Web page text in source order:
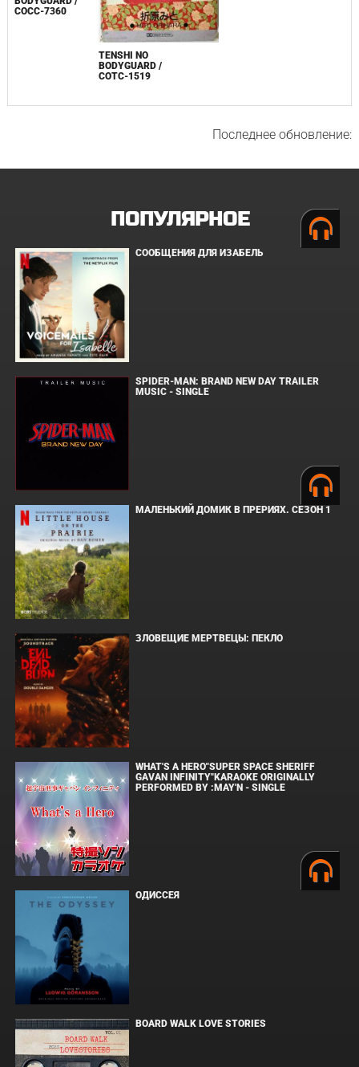
COCC-7360
TENSHI NO
BODYGUARD /
COTC-1519
Последнее обновление:
ПОПУЛЯРНОЕ
СООБЩЕНИЯ ДЛЯ ИЗАБЕЛЬ
SPIDER-MAN: BRAND NEW DAY TRAILER
MUSIC - SINGLE
МАЛЕНЬКИЙ ДОМИК В ПРЕРИЯХ. СЕЗОН 1
ЗЛОВЕЩИЕ МЕРТВЕЦЫ: ПЕКЛО
WHAT'S A HERO"SUPER SPACE SHERIFF
GAVAN INFINITY"KARAOKE ORIGINALLY
PERFORMED BY :MAY'N - SINGLE
ОДИССЕЯ
BOARD WALK LOVE STORIES